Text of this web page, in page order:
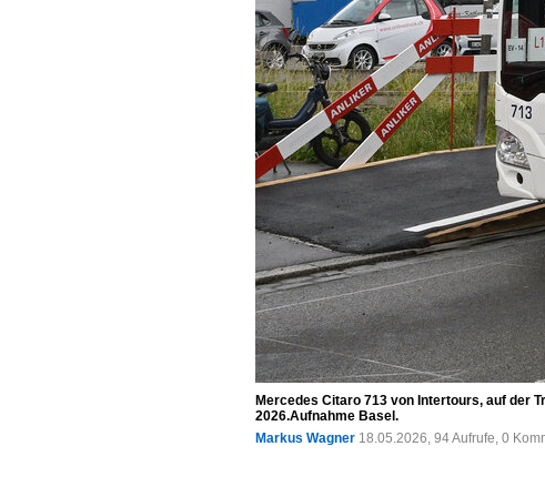
Mercedes Citaro 713 von Intertours, auf der
2026.Aufnahme Basel.
Markus Wagner 18.05.2026, 94 Aufrufe, 0